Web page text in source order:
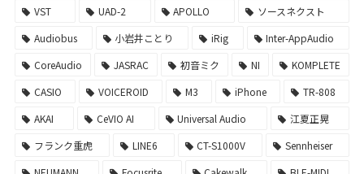
VST
UAD-2 APOLLO
ソースネクスト
Audiobus
小岩井ことり iRig
Inter-AppAudio
CoreAudio
JASRAC 初音ミク NI
KOMPLETE
CASIO
VOICEROID M3 iPhone
TR-808
AKAI
CeVIO AI Universal Audio
江夏正晃
フランク重虎
LINE6 CT-S1000V
Sennheiser